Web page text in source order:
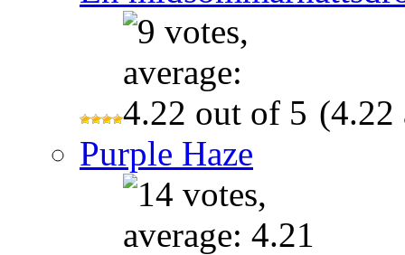
(4.22
Purple Haze